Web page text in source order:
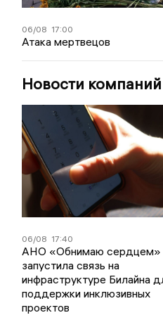
06/08 17:00
Атака мертвецов
Новости компаний
06/08 17:40
АНО «Обнимаю сердцем»
запустила связь на
инфраструктуре Билайна
поддержки инклюзивных
проектов